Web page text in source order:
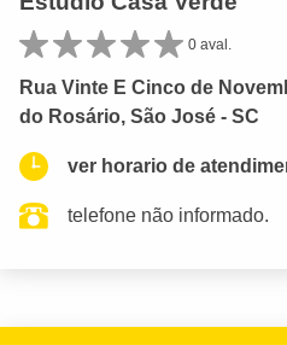
0 aval.
Rua Vinte E Cinco de
do Rosário, São José - SC
ver horario de
telefone não informado.